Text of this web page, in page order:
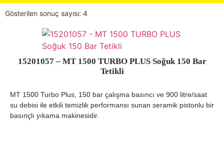
Gösterilen sonuç sayısı: 4
15201057 – MT 1500 TURBO PLUS Soğuk 150 Bar
Tetikli
MT 1500 Turbo Plus, 150 bar çalışma basıncı ve 900 litre/saat
su debisi ile etkili temizlik performansı sunan seramik pistonlu bir
basınçlı yıkama makinesidir.